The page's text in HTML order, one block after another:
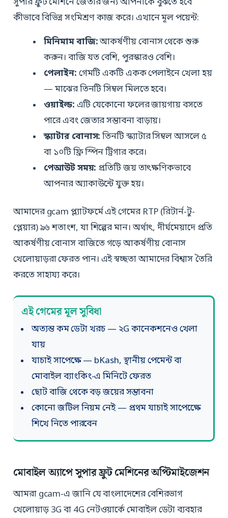
কীভাবে বিভিন্ন সংমিশ্রণ কাজ করে। এখানে মূল পয়েন্ট:
মিনিমাম বাজি:আকর্ষণীয় বোনাস থেকে শুরু
করুন। বাজি যত বেশি, পুরস্কারও বেশি।
পেলাইন: গেমটি একটি একক পেলাইনে খেলা হয়
— মাঝের তিনটি সিম্বল মিলতে হবে।
ওয়াইল্ড: এটি যেকোনো ফলের জায়গায় বসতে
পারে এবং জেতার সম্ভাবনা বাড়ায়।
স্ক্যাটার বোনাস: তিনটি স্ক্যাটার সিম্বল আসলে ৫
বা ১০টি ফ্রি স্পিন ট্রিগার করে।
পেআউট সময়: প্রতিটি জয় তাৎক্ষণিকভাবে
আপনার অ্যাকাউন্টে যুক্ত হয়।
আমাদের gcam প্ল্যাটফর্মে এই গেমের RTP (রিটার্ন-টু-
প্লেয়ার) ৯৬ শতাংশ, যা শিল্পের মান। অর্থাৎ, দীর্ঘমেয়াদে প্রতি
আকর্ষণীয় বোনাস বাজিতে গড়ে আকর্ষণীয় বোনাস
খেলোয়াড়রা ফেরত পান। এই স্বচ্ছতা আমাদের বিশ্বাস তৈরি
করতে সাহায্য করে।
এই গেমের মূল সুবিধা
অত্যন্ত কম ডেটা খরচ — ২G কানেকশনেও খেলা
যায়
যাচাই সাপেক্ষে — bKash, স্থানীয় পেমেন্ট বা
মোবাইল ব্যাংকিং-এ মিনিটে ফেরত
ছোট বাজি থেকে বড় জয়ের সম্ভাবনা
কোনো জটিল নিয়ম নেই — প্রথম যাচাই সাপেক্ষেে
শিখে নিতে পারবেন
মোবাইল অ্যাপে সুপার ফ্রুট মেশিনের অপ্টিমাইজেশন
আমরা gcam-এ জানি যে বাংলাদেশের বেশিরভাগ
খেলোয়াড় 3G বা 4G নেটওয়ার্কে মোবাইল ডেটা ব্যবহার